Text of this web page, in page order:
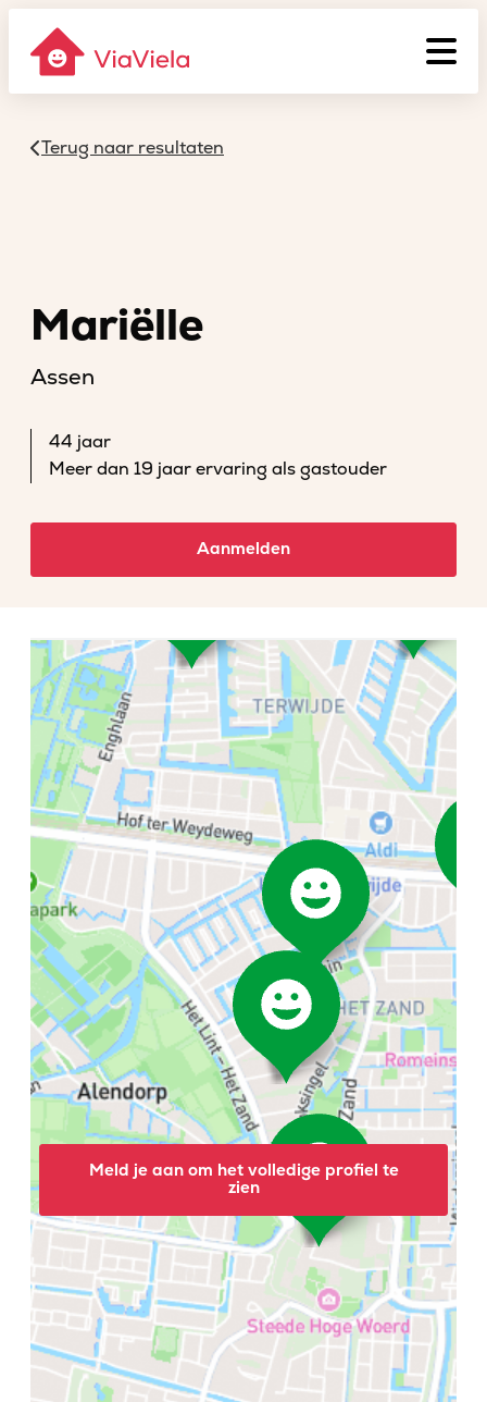
Terug naar resultaten
Mariëlle
Assen
44 jaar
Meer dan 19 jaar ervaring als gastouder
Aanmelden
Meld je aan om het volledige profiel te
zien